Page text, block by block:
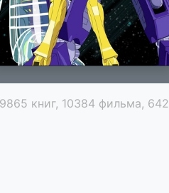
книг, 10384 фильма,